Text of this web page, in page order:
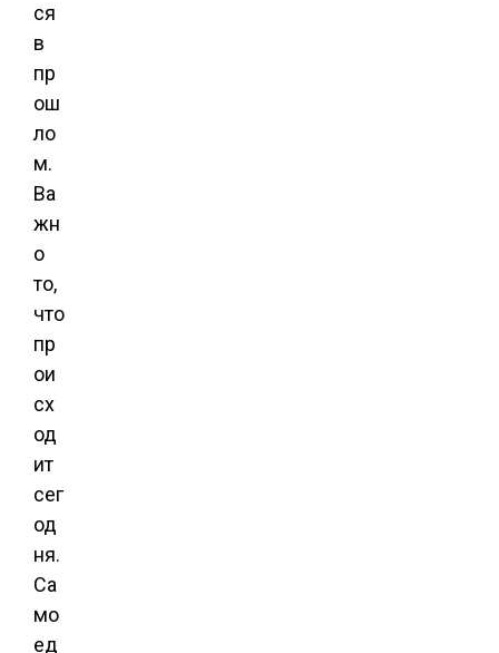
ся
в
пр
ош
ло
м.
Ва
жн
о
то,
что
пр
ои
сх
од
ит
сег
од
ня.
Са
мо
ед